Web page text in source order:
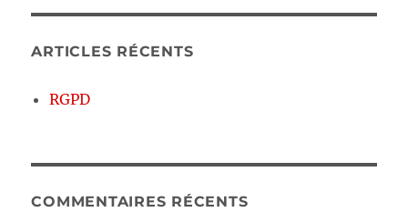
ARTICLES RÉCENTS
RGPD
COMMENTAIRES RÉCENTS